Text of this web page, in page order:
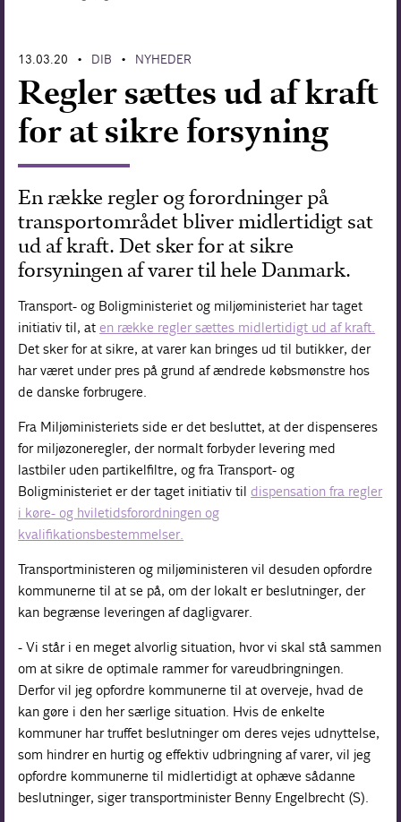
13.03.20 • DIB • NYHEDER
Regler sættes ud af kraft
for at sikre forsyning
En række regler og forordninger på
transportområdet bliver midlertidigt sat
ud af kraft. Det sker for at sikre
forsyningen af varer til hele Danmark.
Transport- og Boligministeriet og miljøministeriet har taget
initiativ til, aten række regler sættes midlertidigt ud af kraft.
Det sker for at sikre, at varer kan bringes ud til butikker, der
har været under pres på grund af ændrede købsmønstre hos
de danske forbrugere.
Fra Miljøministeriets side er det besluttet, at der dispenseres
for miljøzoneregler, der normalt forbyder levering med
lastbiler uden partikelfiltre, og fra Transport- og
Boligministeriet er der taget initiativ tildispensation fra regler
i køre- og hviletidsforordningen og
kvalifikationsbestemmelser.
Transportministeren og miljøministeren vil desuden opfordre
kommunerne til at se på, om der lokalt er beslutninger, der
kan begrænse leveringen af dagligvarer.
- Vi står i en meget alvorlig situation, hvor vi skal stå sammen
om at sikre de optimale rammer for vareudbringningen.
Derfor vil jeg opfordre kommunerne til at overveje, hvad de
kan gøre i den her særlige situation. Hvis de enkelte
kommuner har truffet beslutninger om deres vejes udnyttelse,
som hindrer en hurtig og effektiv udbringning af varer, vil jeg
opfordre kommunerne til midlertidigt at ophæve sådanne
beslutninger, siger transportminister Benny Engelbrecht (S).